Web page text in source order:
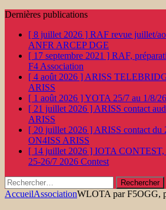
Dernières publications
[ 8 juillet 2026 ] RAF revue juillet/
ANFR ARCEP DGE
[ 17 septembre 2021 ] RAF,
F4 Association
[ 4 août 2026 ] ARISS
ARISS
[ 1 août 2026 ]YOTA 25/7 au 1/8/26
[ 21 juillet 2026 ] ARISS contact
ARISS
[ 20 juillet 2026 ] ARISS contact du
ON4ISS ARISS
[ 14 juillet 2026 ] IOTA CONTEST,
25-26/7 2026 Contest
Rechercher :
AccueilAssociationWLOTA par F5OGG,